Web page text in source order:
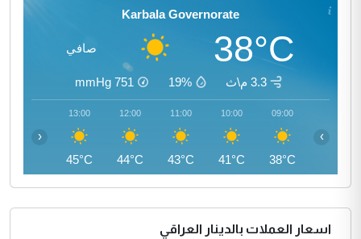
Karbala Governorate
38°C صافي
3.3 م\ث 19%
751
mmHg
09:00
38°C
10:00
41°C
11:00
43°C
12:00
44°C
13:00
45°C
‹ ›
اسعار العملات بالدينار العراقي